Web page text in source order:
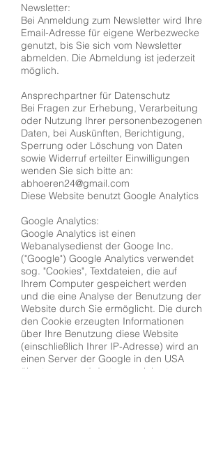
Newsletter:
Bei Anmeldung zum Newsletter wird Ihre
Email-Adresse für eigene Werbezwecke
genutzt, bis Sie sich vom Newsletter
abmelden. Die Abmeldung ist jederzeit
möglich.
Ansprechpartner für Datenschutz
Bei Fragen zur Erhebung, Verarbeitung
oder Nutzung Ihrer personenbezogenen
Daten, bei Auskünften, Berichtigung,
Sperrung oder Löschung von Daten
sowie Widerruf erteilter Einwilligungen
wenden Sie sich bitte an:
abhoeren24@gmail.com
Diese Website benutzt Google Analytics
Google Analytics:
Google Analytics ist einen
Webanalysedienst der Googe Inc.
("Google") Google Analytics verwendet
sog. "Cookies", Textdateien, die auf
Ihrem Computer gespeichert werden
und die eine Analyse der Benutzung der
Website durch Sie ermöglicht. Die durch
den Cookie erzeugten Informationen
über Ihre Benutzung diese Website
(einschließlich Ihrer IP-Adresse) wird an
einen Server der Google in den USA
übertragen und dort gespeichert.